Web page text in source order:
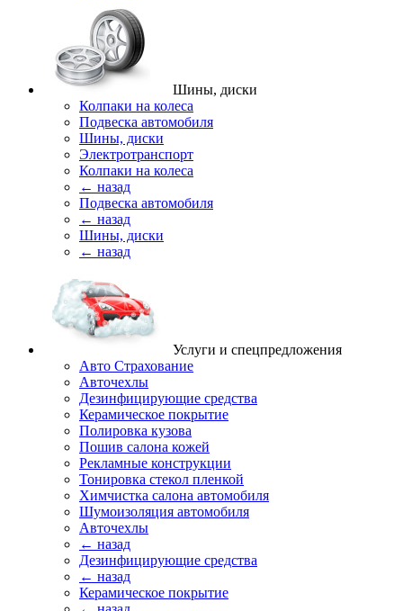
Шины, диски
Колпаки на колеса
Подвеска автомобиля
Шины, диски
Электротранспорт
Колпаки на колеса
← назад
Подвеска автомобиля
← назад
Шины, диски
← назад
Услуги и спецпредложения
Авто Страхование
Авточехлы
Дезинфицирующие средства
Керамическое покрытие
Полировка кузова
Пошив салона кожей
Рекламные конструкции
Тонировка стекол пленкой
Химчистка салона автомобиля
Шумоизоляция автомобиля
Авточехлы
← назад
Дезинфицирующие средства
← назад
Керамическое покрытие